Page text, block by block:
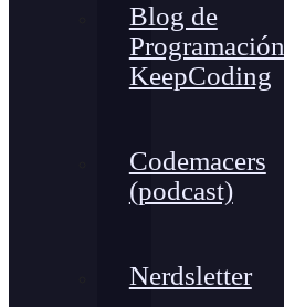
Blog de
Programación
KeepCoding
Codemacers
(podcast)
Nerdsletter